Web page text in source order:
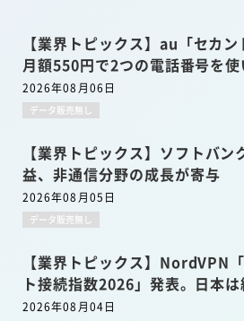
【業界トピックス】au「セカン
月額550円で2つの電話番号を使
2026年08月06日
データ販売無し
【業界トピックス】ソフトバ
益、非通信分野の成長が寄与
2026年08月05日
データ販売無し
【業界トピックス】NordVPN
ト接続指数2026」発表。日本
2026年08月04日